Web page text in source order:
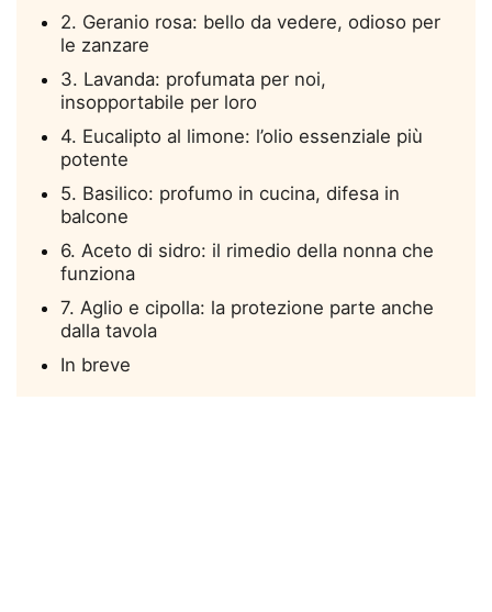
2. Geranio rosa: bello da vedere, odioso per
le zanzare
3. Lavanda: profumata per noi,
insopportabile per loro
4. Eucalipto al limone: l’olio essenziale più
potente
5. Basilico: profumo in cucina, difesa in
balcone
6. Aceto di sidro: il rimedio della nonna che
funziona
7. Aglio e cipolla: la protezione parte anche
dalla tavola
In breve